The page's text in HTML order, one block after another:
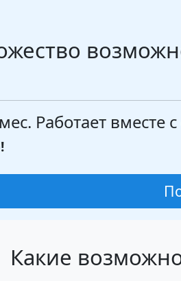
Работает вместе
Какие